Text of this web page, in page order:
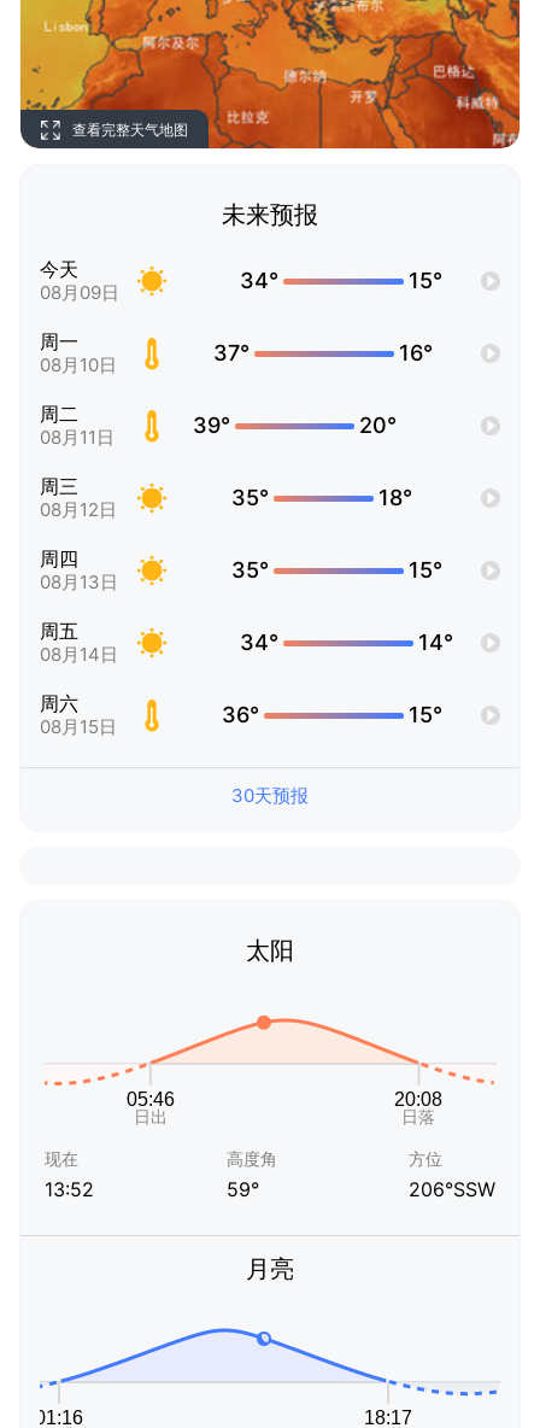
查看完整天气地图
未来预报
今天
08月09日 34° 15°
周一
08月10日 37° 16°
周二
08月11日 39° 20°
周三
08月12日 35° 18°
周四
08月13日 35° 15°
周五
08月14日 34° 14°
周六
08月15日 36° 15°
30天预报
太阳
现在
13:52
高度角
59°
方位
206°SSW
月亮